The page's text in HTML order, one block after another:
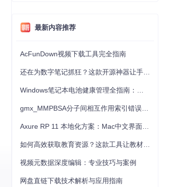
最新内容推荐
AcFunDown视频下载工具完全指南
视频元数据深度编辑：专业技巧与案例
网盘直链下载技术解析与应用指南